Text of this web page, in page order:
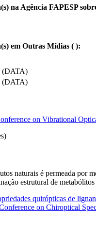
na Agência FAPESP
em Outras Mídias ( ):
(DATA)
(DATA)
on Vibrational
naturais é permeada por
estrutural de
quirópticas de
on Chiroptical